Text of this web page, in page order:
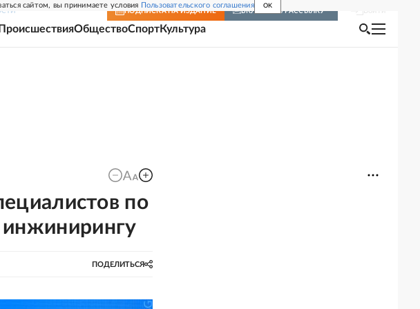
сайтом, вы принимаете условия Пользовательского соглашения OK
ПОДПИСКА НА ИЗДАНИЕ ВКЛЮЧИТЬ РАССЫЛКУ
ПроисшествияОбществоСпортКультура
по
ПОДЕЛИТЬСЯ